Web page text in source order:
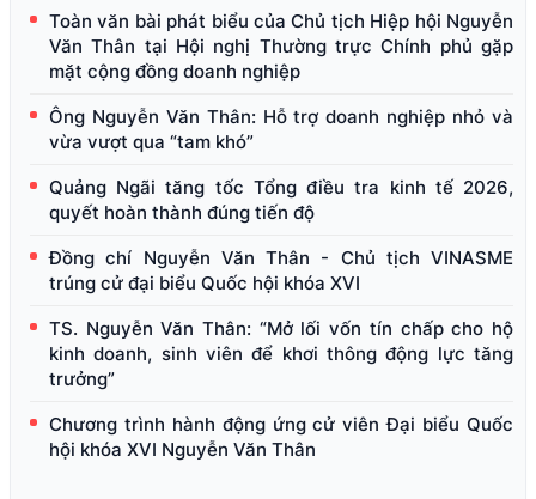
Toàn văn bài phát biểu của Chủ tịch Hiệp hội Nguyễn
Văn Thân tại Hội nghị Thường trực Chính phủ gặp
mặt cộng đồng doanh nghiệp
Ông Nguyễn Văn Thân: Hỗ trợ doanh nghiệp nhỏ và
vừa vượt qua “tam khó”
Quảng Ngãi tăng tốc Tổng điều tra kinh tế 2026,
quyết hoàn thành đúng tiến độ
Đồng chí Nguyễn Văn Thân - Chủ tịch VINASME
trúng cử đại biểu Quốc hội khóa XVI
TS. Nguyễn Văn Thân: “Mở lối vốn tín chấp cho hộ
kinh doanh, sinh viên để khơi thông động lực tăng
trưởng”
Chương trình hành động ứng cử viên Đại biểu Quốc
hội khóa XVI Nguyễn Văn Thân